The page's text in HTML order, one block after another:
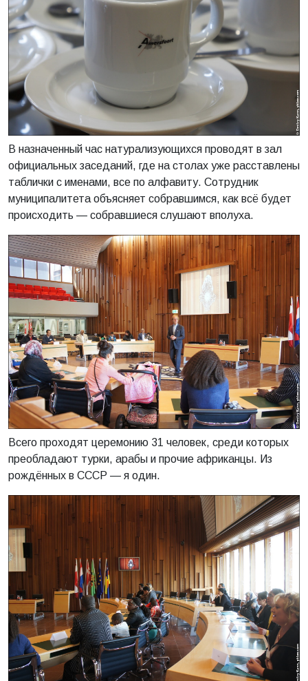
В назначенный час натурализующихся проводят в зал
официальных заседаний, где на столах уже расставлены
таблички с именами, все по алфавиту. Сотрудник
муниципалитета объясняет собравшимся, как всё будет
происходить — собравшиеся слушают вполуха.
Всего проходят церемонию 31 человек, среди которых
преобладают турки, арабы и прочие африканцы. Из
рождённых в СССР — я один.